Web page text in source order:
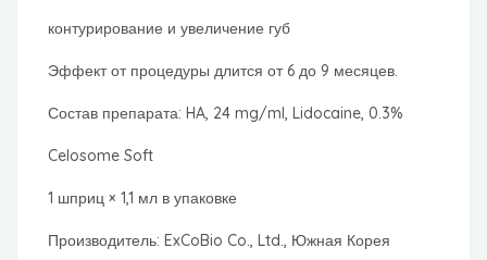
контурирование и увеличение губ
Эффект от процедуры длится от 6 до 9 месяцев.
Состав препарата: HA, 24 mg/ml, Lidocaine, 0.3%
Celosome Soft
1 шприц × 1,1 мл в упаковке
Производитель: ExCoBio Co., Ltd., Южная Корея